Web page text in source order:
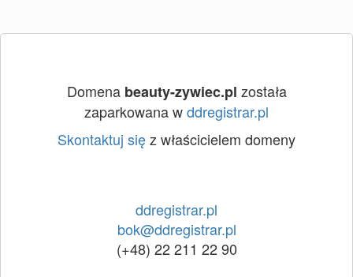
Domena beauty-zywiec.pl została
zaparkowana wddregistrar.pl
Skontaktuj sięz właścicielem domeny
ddregistrar.pl
bok@ddregistrar.pl
(+48) 22 211 22 90